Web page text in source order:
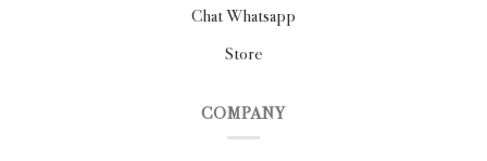
Chat Whatsapp
Store
COMPANY